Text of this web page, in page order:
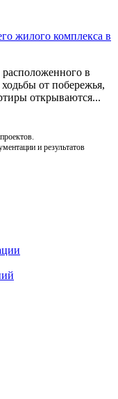
жилого комплекса в
в
от побережья,
открываются...
и результатов